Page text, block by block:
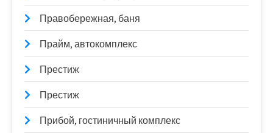
Правобережная, баня
Прайм, автокомплекс
Престиж
Престиж
Прибой, гостиничный комплекс